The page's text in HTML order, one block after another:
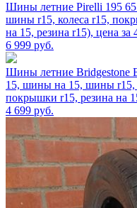
Шины летние Pirelli 195
шины r15, колеса r15,
на 15, резина r15), цена за
6 999 руб.
Шины летние Bridgestone
15, шины на 15, шины r15,
покрышки r15, резина на
4 699 руб.